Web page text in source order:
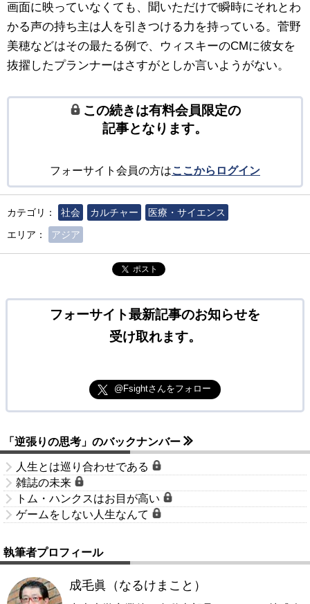
画面に映っていなくても、聞いただけで瞬時にそれとわ
かる声の持ち主は人を引きつける力を持っている。菅野
美穂などはその最たる例で、ウィスキーのCMに彼女を
抜擢したプランナーはさすがとしか言いようがない。
この続きは有料会員限定の
記事となります。
フォーサイト会員の方はここからログイン
カテゴリ： 社会 カルチャー
医療・サイエンス
エリア：
アジア
ポスト
フォーサイト最新記事のお知らせを
受け取れます。
@Fsightさんをフォロー
「逆張りの思考」のバックナンバー
人生とは巡り合わせである
雑誌の未来
トム・ハンクスはお目が高い
ゲームをしない人生なんて
執筆者プロフィール
成毛眞（なるけまこと）